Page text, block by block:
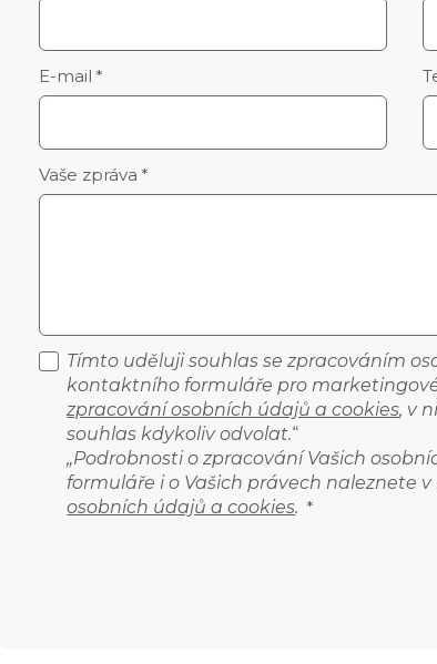
E-mail *
Vaše zpráva *
Tímto uděluji souhlas se zpracováním
kontaktního formuláře pro
zpracování osobních údajů a cookies, v
souhlas kdykoliv odvolat.“
„Podrobnosti o zpracování Vašich
formuláře i o Vašich právech naleznete
osobních údajů a cookies. *